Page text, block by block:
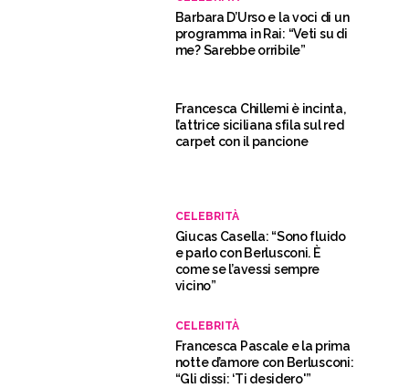
Barbara D’Urso e la voci di un
programma in Rai: “Veti su di
me? Sarebbe orribile”
Francesca Chillemi è incinta,
l’attrice siciliana sfila sul red
carpet con il pancione
CELEBRITÀ
Giucas Casella: “Sono fluido
e parlo con Berlusconi. È
come se l’avessi sempre
vicino”
CELEBRITÀ
Francesca Pascale e la prima
notte d’amore con Berlusconi:
“Gli dissi: ‘Ti desidero'”